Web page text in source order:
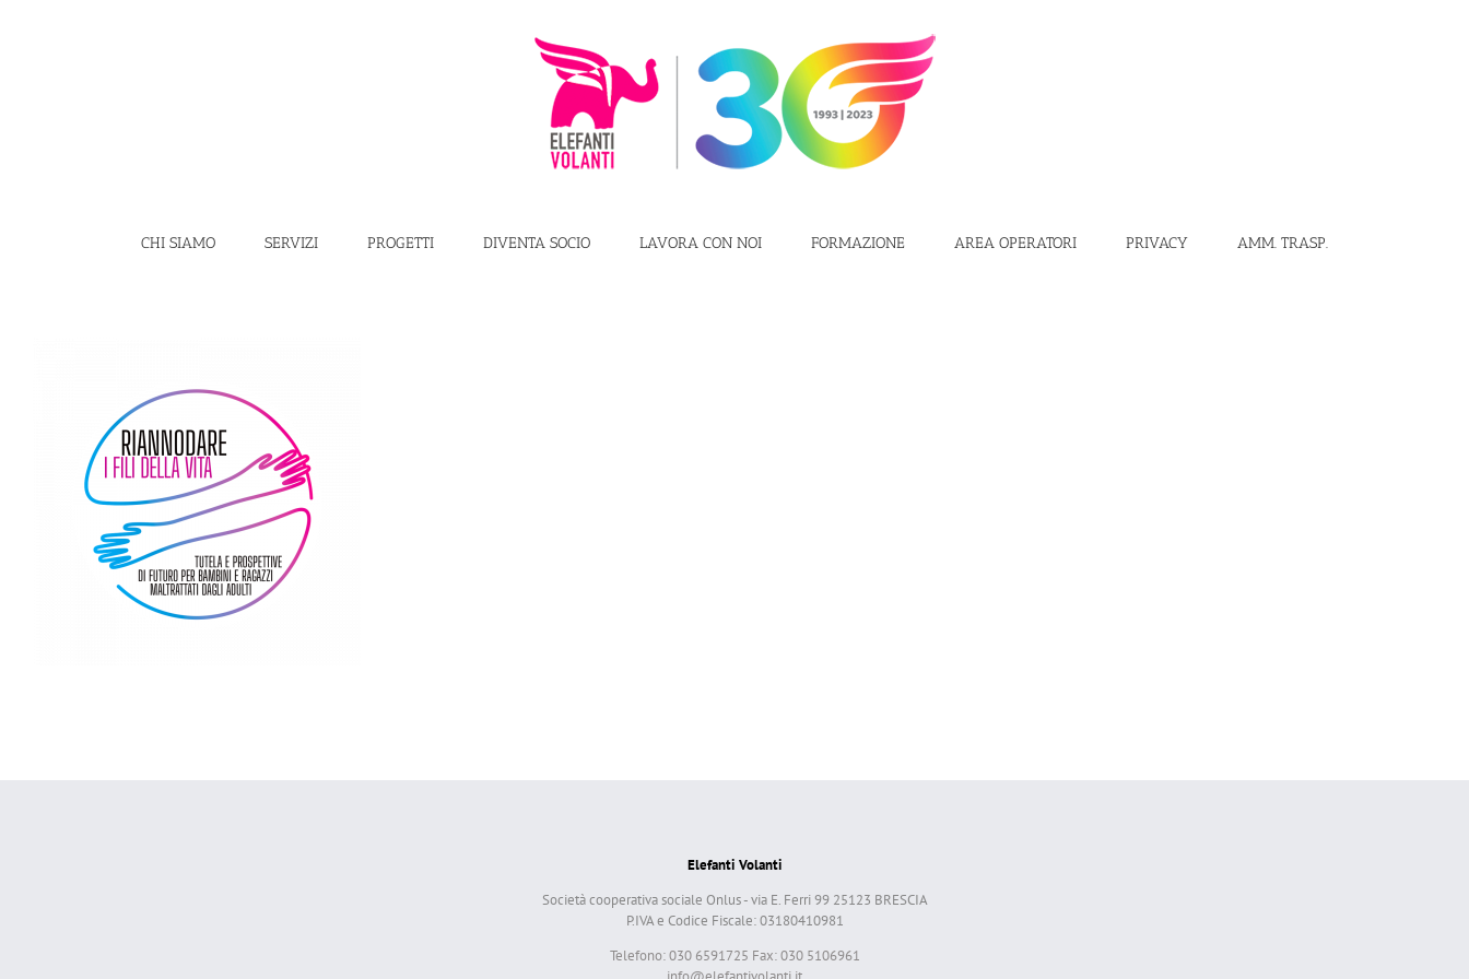
CHI SIAMO SERVIZI PROGETTI DIVENTA SOCIO LAVORA CON NOI FORMAZIONE AREA OPERATORI PRIVACY AMM. TRASP.
Elefanti Volanti
Società cooperativa sociale Onlus - via E. Ferri 99 25123 BRESCIA
P.IVA e Codice Fiscale: 03180410981
Telefono: 030 6591725 Fax: 030 5106961